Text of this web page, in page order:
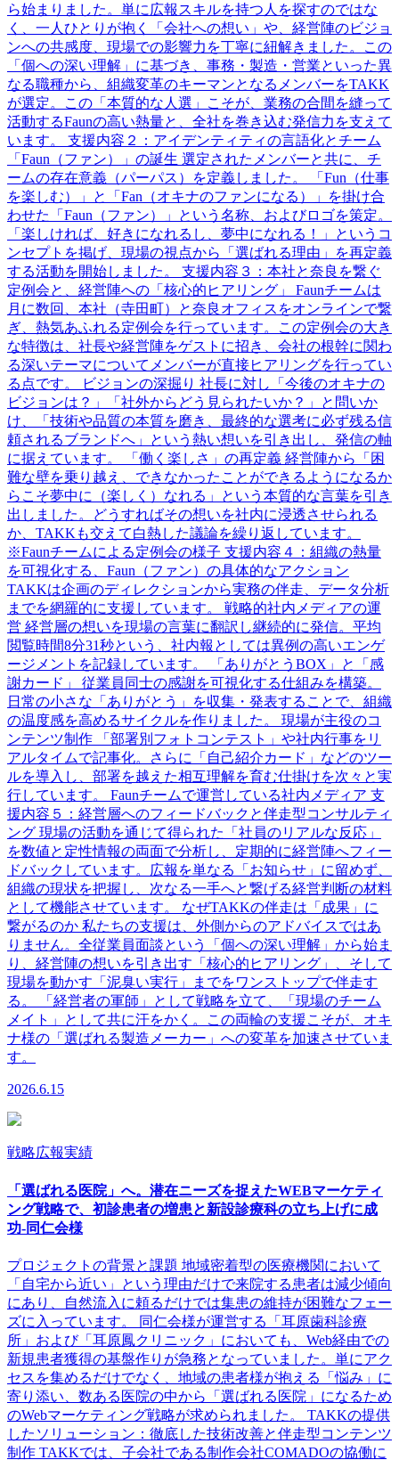
ら始まりました。単に広報スキルを持つ人を探すのではな
く、一人ひとりが抱く「会社への想い」や、経営陣のビジョ
ンへの共感度、現場での影響力を丁寧に紐解きました。この
「個への深い理解」に基づき、事務・製造・営業といった異
なる職種から、組織変革のキーマンとなるメンバーをTAKK
が選定。この「本質的な人選」こそが、業務の合間を縫って
活動するFaunの高い熱量と、全社を巻き込む発信力を支えて
います。 支援内容２：アイデンティティの言語化とチーム
「Faun（ファン）」の誕生 選定されたメンバーと共に、チ
ームの存在意義（パーパス）を定義しました。 「Fun（仕事
を楽しむ）」と「Fan（オキナのファンになる）」を掛け合
わせた「Faun（ファン）」という名称、およびロゴを策定。
「楽しければ、好きになれるし、夢中になれる！」というコ
ンセプトを掲げ、現場の視点から「選ばれる理由」を再定義
する活動を開始しました。 支援内容３：本社と奈良を繋ぐ
定例会と、経営陣への「核心的ヒアリング」 Faunチームは
月に数回、本社（寺田町）と奈良オフィスをオンラインで繋
ぎ、熱気あふれる定例会を行っています。この定例会の大き
な特徴は、社長や経営陣をゲストに招き、会社の根幹に関わ
る深いテーマについてメンバーが直接ヒアリングを行ってい
る点です。 ビジョンの深掘り 社長に対し「今後のオキナの
ビジョンは？」「社外からどう見られたいか？」と問いか
け、「技術や品質の本質を磨き、最終的な選考に必ず残る信
頼されるブランドへ」という熱い想いを引き出し、発信の軸
に据えています。 「働く楽しさ」の再定義 経営陣から「困
難な壁を乗り越え、できなかったことができるようになるか
らこそ夢中に（楽しく）なれる」という本質的な言葉を引き
出しました。どうすればその想いを社内に浸透させられる
か、TAKKも交えて白熱した議論を繰り返しています。
※Faunチームによる定例会の様子 支援内容４：組織の熱量
を可視化する、Faun（ファン）の具体的なアクション
TAKKは企画のディレクションから実務の伴走、データ分析
までを網羅的に支援しています。 戦略的社内メディアの運
営 経営層の想いを現場の言葉に翻訳し継続的に発信。平均
閲覧時間8分31秒という、社内報としては異例の高いエンゲ
ージメントを記録しています。 「ありがとうBOX」と「感
謝カード」 従業員同士の感謝を可視化する仕組みを構築。
日常の小さな「ありがとう」を収集・発表することで、組織
の温度感を高めるサイクルを作りました。 現場が主役のコ
ンテンツ制作 「部署別フォトコンテスト」や社内行事をリ
アルタイムで記事化。さらに「自己紹介カード」などのツー
ルを導入し、部署を越えた相互理解を育む仕掛けを次々と実
行しています。 Faunチームで運営している社内メディア 支
援内容５：経営層へのフィードバックと伴走型コンサルティ
ング 現場の活動を通じて得られた「社員のリアルな反応」
を数値と定性情報の両面で分析し、定期的に経営陣へフィー
ドバックしています。広報を単なる「お知らせ」に留めず、
組織の現状を把握し、次なる一手へと繋げる経営判断の材料
として機能させています。 なぜTAKKの伴走は「成果」に
繋がるのか 私たちの支援は、外側からのアドバイスではあ
りません。全従業員面談という「個への深い理解」から始ま
り、経営陣の想いを引き出す「核心的ヒアリング」、そして
現場を動かす「泥臭い実行」までをワンストップで伴走す
る。 「経営者の軍師」として戦略を立て、「現場のチーム
メイト」として共に汗をかく。この両輪の支援こそが、オキ
ナ様の「選ばれる製造メーカー」への変革を加速させていま
す。
2026.6.15
戦略広報実績
「選ばれる医院」へ。潜在ニーズを捉えたWEBマーケティ
ング戦略で、初診患者の増患と新設診療科の立ち上げに成
功-同仁会様
プロジェクトの背景と課題 地域密着型の医療機関において
「自宅から近い」という理由だけで来院する患者は減少傾向
にあり、自然流入に頼るだけでは集患の維持が困難なフェー
ズに入っています。 同仁会様が運営する「耳原歯科診療
所」および「耳原鳳クリニック」においても、Web経由での
新規患者獲得の基盤作りが急務となっていました。単にアク
セスを集めるだけでなく、地域の患者様が抱える「悩み」に
寄り添い、数ある医院の中から「選ばれる医院」になるため
のWebマーケティング戦略が求められました。 TAKKの提供
したソリューション：徹底した技術改善と伴走型コンテンツ
制作 TAKKでは、子会社である制作会社COMADOの協働に